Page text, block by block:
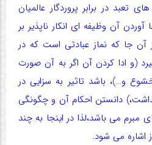
تعبد در برابر پروردگار عالمیان
آن وظیفه ای انکار ناپذیر بر
جا که نماز عبادتی است که در
(و ادا کردن آن اگر به آن صورت
و…)، باشد تاثیر به سزایی در
دانستن احکام آن و چگونگی
مبرم می باشد،لذا در اینجا به چند
اشاره می شود.